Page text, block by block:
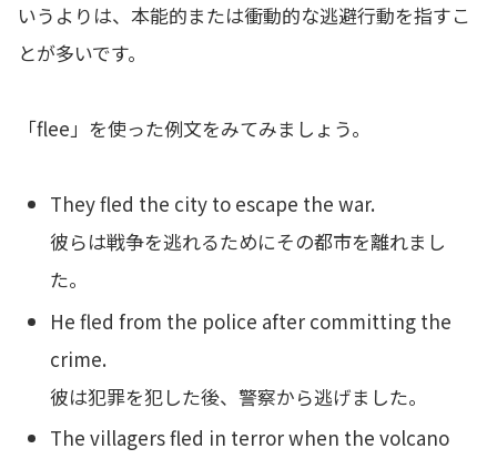
いうよりは、本能的または衝動的な逃避行動を指すこ
とが多いです。
「flee」を使った例文をみてみましょう。
They fled the city to escape the war.
彼らは戦争を逃れるためにその都市を離れまし
た。
He fled from the police after committing the
crime.
彼は犯罪を犯した後、警察から逃げました。
The villagers fled in terror when the volcano